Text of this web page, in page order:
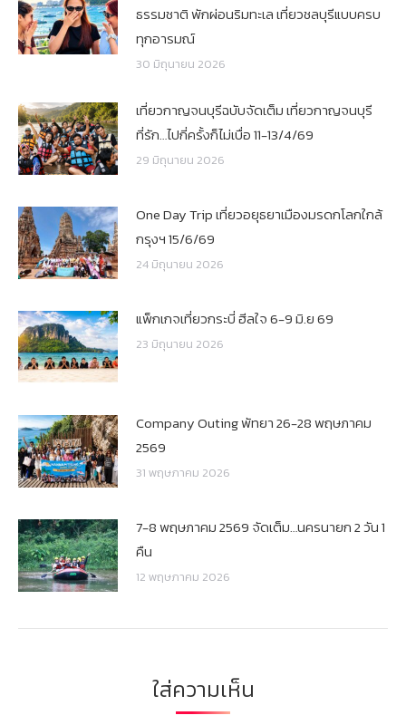
ธรรมชาติ พักผ่อนริมทะเล เที่ยวชลบุรีแบบครบ
ทุกอารมณ์
30 มิถุนายน 2026
เที่ยวกาญจนบุรีฉบับจัดเต็ม เที่ยวกาญจนบุรี
ที่รัก…ไปกี่ครั้งก็ไม่เบื่อ 11-13/4/69
29 มิถุนายน 2026
One Day Trip เที่ยวอยุธยาเมืองมรดกโลกใกล้
กรุงฯ 15/6/69
24 มิถุนายน 2026
แพ็กเกจเที่ยวกระบี่ ฮีลใจ 6-9 มิ.ย 69
23 มิถุนายน 2026
Company Outing พัทยา 26-28 พฤษภาคม
2569
31 พฤษภาคม 2026
7-8 พฤษภาคม 2569 จัดเต็ม…นครนายก 2 วัน 1
คืน
12 พฤษภาคม 2026
ใส่ความเห็น